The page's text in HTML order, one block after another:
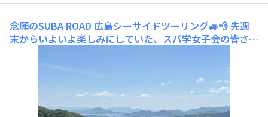
念願のSUBA ROAD 広島シーサイドツーリング🚙💨 先週
末からいよいよ楽しみにしていた、スバ学女子会の皆さん
待ち合わせ場所のスタート地点に次々に到着久しぶりの再
会に嬉し過ぎて出発前から話しに盛り上がる4人😆朝が早
かったのでお腹が空いて、売店が開くのを待って、八天堂
のもみじクリームパ